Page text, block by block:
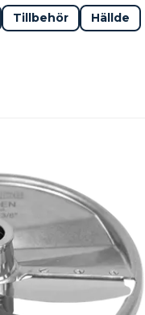
Tillbehör Hällde